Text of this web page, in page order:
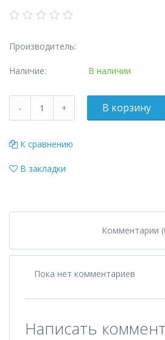
Производитель:
Наличие: В наличии
К сравнению
В закладки
Комментарии
Пока нет комментариев
Написать